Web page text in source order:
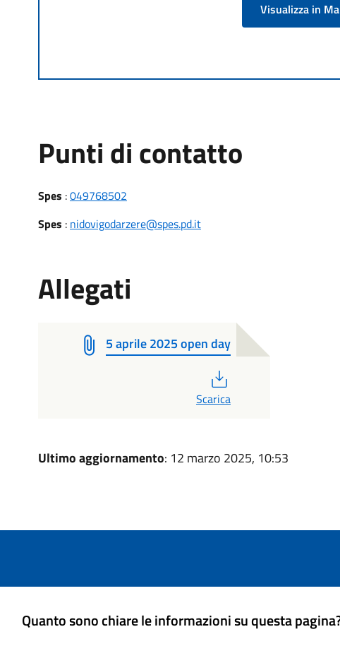
Visualizza in
Punti di contatto
Spes :049768502
Spes : nidovigodarzere@spes.pd.it
Allegati
5 aprile 2025 open day
Scarica
Ultimo aggiornamento: 12 marzo 2025, 10:53
Quanto sono chiare le informazioni su questa